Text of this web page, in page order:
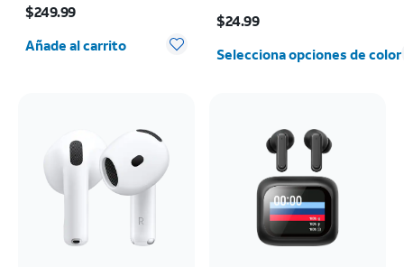
$249.99
Cantidad seleccionada: 0
Añade al carrito
$24.99
Selecciona opciones de color